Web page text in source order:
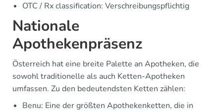
OTC / Rx classification: Verschreibungspflichtig
Nationale
Apothekenpräsenz
Österreich hat eine breite Palette an Apotheken, die
sowohl traditionelle als auch Ketten-Apotheken
umfassen. Zu den bedeutendsten Ketten zählen:
Benu: Eine der größten Apothekenketten, die in